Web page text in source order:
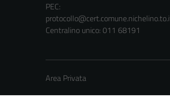
PEC:
Centralino unico: 011 68191
Area Privata